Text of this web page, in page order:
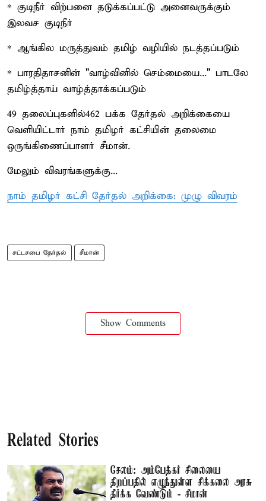
* குடிநீர் விற்பனை தடுக்கப்பட்டு அனைவருக்கும்
இலவச குடிநீர்
* ஆங்கில மருத்துவம் தமிழ் வழியில் நடத்தப்படும்
* பாரதிதாசனின் "வாழ்வினில் செம்மையை..." பாடலே
தமிழ்த்தாய் வாழ்த்தாக்கப்படும்
49 தலைப்புகளில்462 பக்க தேர்தல் அறிக்கையை
வெளியிட்டார் நாம் தமிழர் கட்சியின் தலைமை
ஒருங்கிணைப்பாளர் சீமான்.
மேலும் விவரங்களுக்கு...
நாம் தமிழர் கட்சி தேர்தல் அறிக்கை: முழு விவரம்
சட்டசபை தேர்தல் சீமான்
Show Comments
Related Stories
சேலம்: அம்பேத்கர் சிலையை
திறப்பதில் எழுந்துள்ள சிக்கலை அரசு
தீர்க்க வேண்டும் - சீமான்